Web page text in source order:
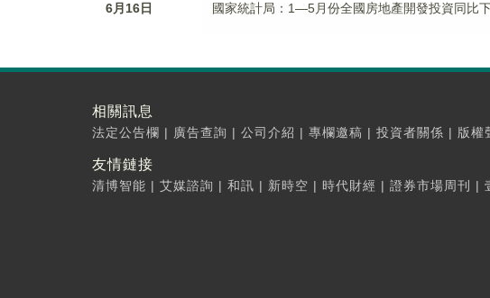
6月16日 國家統計局：1—5月份全國房地產開發投資同比
相關訊息
法定公告欄 | 廣告查詢 | 公司介紹 | 專欄邀稿 | 投資者關係 | 版權
友情鏈接
清博智能 | 艾媒諮詢 | 和訊 | 新時空 | 時代財經 | 證券市場周刊 |